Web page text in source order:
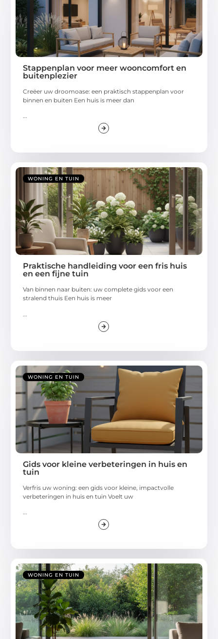
Stappenplan voor meer wooncomfort en
buitenplezier
Creëer uw droomoase: een praktisch stappenplan voor
binnen en buiten Een huis is meer dan
...
WONING EN TUIN
Praktische handleiding voor een fris huis
en een fijne tuin
Van binnen naar buiten: uw complete gids voor een
stralend thuis Een huis is meer
WONING EN TUIN
Gids voor kleine verbeteringen in huis en
tuin
Verfris uw woning: een gids voor kleine, impactvolle
verbeteringen in huis en tuin Voelt uw
...
WONING EN TUIN